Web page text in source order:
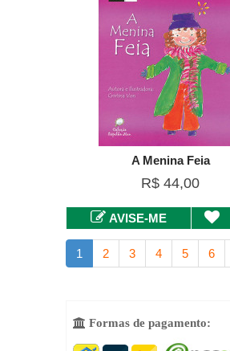
A Menina Feia
R$ 44,00
AVISE-ME
1 2 3 4 5 6
 Formas de pagamento: